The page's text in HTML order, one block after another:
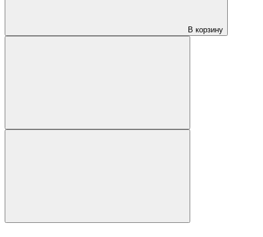
В корзину